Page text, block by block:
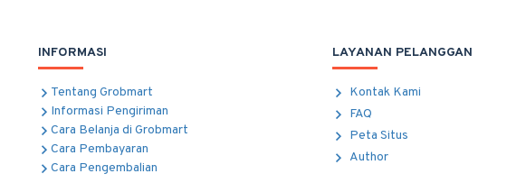
INFORMASI
Tentang Grobmart
Informasi Pengiriman
Cara Belanja di Grobmart
Cara Pembayaran
Cara Pengembalian
LAYANAN PELANGGAN
Kontak Kami
FAQ
Peta Situs
Author